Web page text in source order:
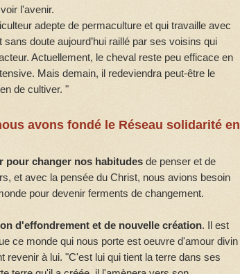
l'avenir.
adepte de permaculture et qui travaille avec
sans doute aujourd’hui raillé par ses voisins qui
Actuellement, le cheval reste peu efficace en
Mais demain, il redeviendra peut-être le
de cultiver. "
avons fondé le Réseau solidarité en
pour changer nos habitudes de penser et de
et avec la pensée du Christ, nous avions besoin
pour devenir ferments de changement.
d'effondrement et de nouvelle création. Il est
ce monde qui nous porte est oeuvre d'amour divin
revenir à lui. "C'est lui qui tient la terre dans ses